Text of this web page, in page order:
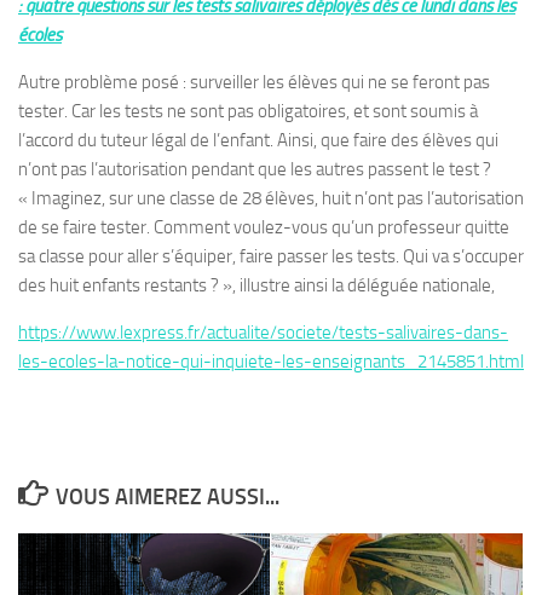
: quatre questions sur les tests salivaires déployés dès ce lundi dans les
écoles
Autre problème posé : surveiller les élèves qui ne se feront pas
tester. Car les tests ne sont pas obligatoires, et sont soumis à
l’accord du tuteur légal de l’enfant. Ainsi, que faire des élèves qui
n’ont pas l’autorisation pendant que les autres passent le test ?
« Imaginez, sur une classe de 28 élèves, huit n’ont pas l’autorisation
de se faire tester. Comment voulez-vous qu’un professeur quitte
sa classe pour aller s’équiper, faire passer les tests. Qui va s’occuper
des huit enfants restants ? », illustre ainsi la déléguée nationale,
https://www.lexpress.fr/actualite/societe/tests-salivaires-dans-
les-ecoles-la-notice-qui-inquiete-les-enseignants_2145851.html
VOUS AIMEREZ AUSSI...